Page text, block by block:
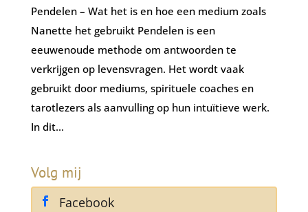
Pendelen – Wat het is en hoe een medium zoals
Nanette het gebruikt Pendelen is een
eeuwenoude methode om antwoorden te
verkrijgen op levensvragen. Het wordt vaak
gebruikt door mediums, spirituele coaches en
tarotlezers als aanvulling op hun intuïtieve werk.
In dit...
Volg mij
Facebook